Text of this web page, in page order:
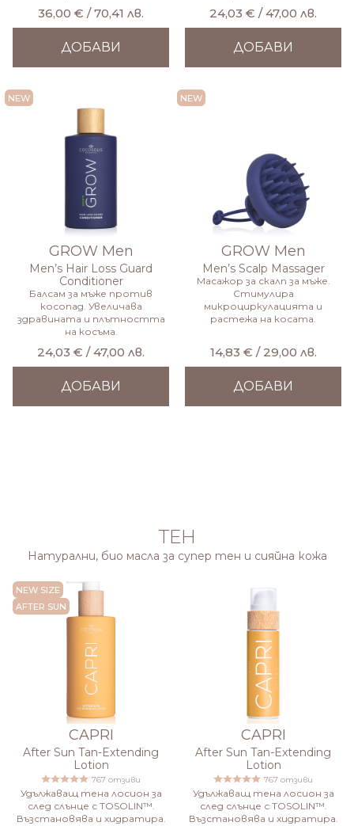
36,00 € / 70,41 лв.
ДОБАВИ
24,03 € / 47,00 лв.
ДОБАВИ
FOR MEN
GROW Men
Men’s Hair Loss Guard
Conditioner
Балсам за мъже против
косопад. Увеличава
здравината и плътността
на косъма.
24,03 € / 47,00 лв.
ДОБАВИ
FOR MEN
GROW Men
Men’s Scalp Massager
Масажор за скалп за мъже.
Стимулира
микроциркулацията и
растежа на косата.
14,83 € / 29,00 лв.
ДОБАВИ
ТЕН
Натурални, био масла за супер тен и сияйна кожа
NEW SIZE
250 ML
AFTER SUN
CAPRI
After Sun Tan-Extending
Lotion
767 отзиви
Удължаващ тена лосион за
след слънце с TOSOLIN™.
Възстановява и хидратира.
CAPRI
After Sun Tan-Extending
Lotion
767 отзиви
Удължаващ тена лосион за
след слънце с TOSOLIN™.
Възстановява и хидратира.